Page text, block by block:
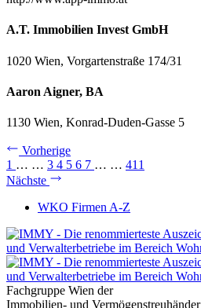
A.T. Immobilien Invest GmbH
1020 Wien, Vorgartenstraße 174/31
Aaron Aigner, BA
1130 Wien, Konrad-Duden-Gasse 5
Vorherige
1 … … 3 4 5 6 7 … … 411
Nächste
WKO Firmen A-Z
Fachgruppe Wien der
Immobilien- und Vermögenstreuhänder